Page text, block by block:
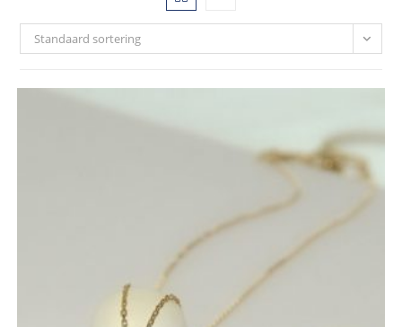
Standaard sortering